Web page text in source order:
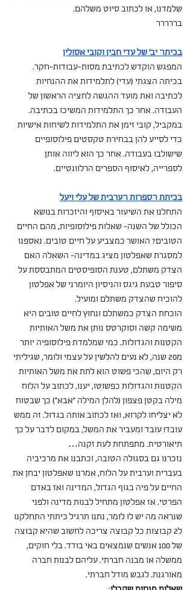
שלמדנו, או לכתוב סיוט משלהם.
בררררר
בכיתה יב' של עדי חבין וקובי אסולין
המפגש הוקדש לכתיבת מסות-עבודות-חקר.
בכיתה הצגתי (עדי) לתלמידות את ההנחיות
לכתיבה ואת מועד ההגשה לחציה הראשון של
העבודה. אחר כך התלמידות המשיכו בכתיבה.
במקביל, קובי זימן את התלמידות לשיחות אישיות
כדי לסייע להן בבחירת טקסטים פילוסופיים
שישולבו בעבודה. אחר כך הוא ליווה אותן
לספרייה, לאיסוף הספרים הרלוונטיים.
בכיתת הספרות הערבית של עלי ויעל
התחלנו את השיעור באיסוף והיזכרות בנושא
הכולל של השנה- שאלות פילוסופיות, מהם החיים
הטובים? האושר כמצביע על חיים טובים. נאספנו
למסגרת שאפלטון מציג במדינה- השאלה האם
הצדק משתלם, טענת הסופיסטים המתבססת על
סיפור טבעת גיגס והניסיון היומרני של אפלטון
להוכיח שהצדק משתלם ומועיל.
הוכחת הצדק כמשתלם ונחוץ לחיים טובים היא
משימה קשה וסוקרטס נותן את משל האותיות
הקטנות והגדולות. כמי שמלמדת פילוסופיה יותר
מ20 שנה, לא נעים להלשין על עצמי ולומר, שגיליתי
רק היום, שהכי פשוט הוא לתת את משל האותיות
הקטנות והגדולות כפשוטו, יענו, לכתוב על הלוח
מילה בקטן פצפון (להלן המילה "אבא") כך שבטוח
לא יצליחו לקרוא, ואז לכתוב אותה בגדול. זה ממש
עובד! עובד ומעביר את המשל, במקום לדבר על כך
תיאורטית. מתפתחת לעת זקנה…
נזכרנו גם בסגולה הטובה, וכתבנו את מרכיביה
בעברית וערבית על הלוח, אמרנו שאפלטון יבחן את
החיים על פיה בגוף הגדול, המדינה ואז באדם
הפרטי. אז אפלטון מתחיל לבנות מדינה ולפני
שנראה מה יש לו לומר, נתנו תרגיל כיתתי התחלקנו
ל2 קבוצות כל קבוצה צריכה לחשוב שהיא קבוצה
של 100 אנשים שנמצאים באי בודד. בלי חוקים,
ממשלה או מבנה חברתי. עליהם לבנות חברה
מאורגנת. לגבש מודל חברתי.